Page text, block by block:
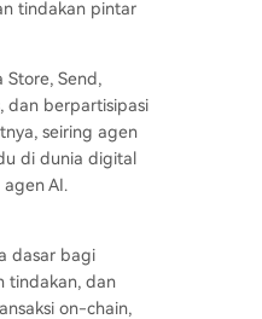
tindakan pintar
Send,
dan berpartisipasi
seiring agen
di dunia digital
AI.
dasar bagi
tindakan, dan
on-chain,